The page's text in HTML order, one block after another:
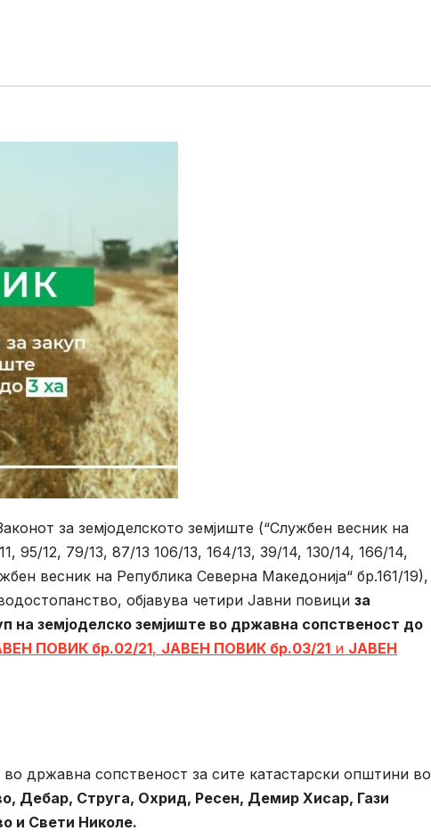
за земјоделското земјиште (“Службен весник на
95/12, 79/13, 87/13 106/13, 164/13, 39/14, 130/14, 166/14,
весник на Република Северна Македонија“ бр.161/19),
објавува четири Јавни повици за
на земјоделско земјиште во државна сопственост до
ПОВИК бр.02/21, ЈАВЕН ПОВИК бр.03/21 и ЈАВЕН
државна сопственост за сите катастарски општини во
Дебар, Струга, Охрид, Ресен, Демир Хисар, Гази
и Свети Николе.